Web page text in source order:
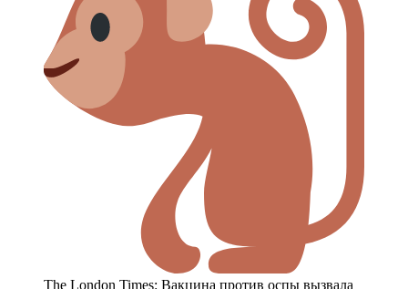
The London Times: Вакцина против оспы вызвала